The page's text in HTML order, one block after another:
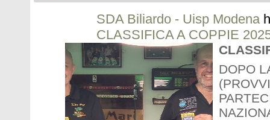
SDA Biliardo - Uisp Modena
CLASSIFICA A COPPIE
DOPO